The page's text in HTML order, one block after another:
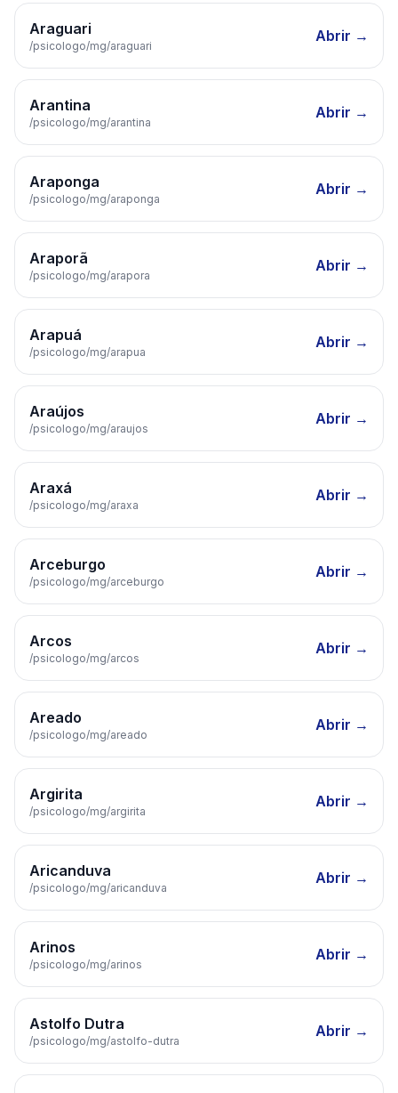
Araguari
/psicologo/mg/araguari
Abrir →
Arantina
/psicologo/mg/arantina
Abrir →
Araponga
/psicologo/mg/araponga
Abrir →
Araporã
/psicologo/mg/arapora
Abrir →
Arapuá
/psicologo/mg/arapua
Abrir →
Araújos
/psicologo/mg/araujos
Abrir →
Araxá
/psicologo/mg/araxa
Abrir →
Arceburgo
/psicologo/mg/arceburgo
Abrir →
Arcos
/psicologo/mg/arcos
Abrir →
Areado
/psicologo/mg/areado
Abrir →
Argirita
/psicologo/mg/argirita
Abrir →
Aricanduva
/psicologo/mg/aricanduva
Abrir →
Arinos
/psicologo/mg/arinos
Abrir →
Astolfo Dutra
/psicologo/mg/astolfo-dutra
Abrir →